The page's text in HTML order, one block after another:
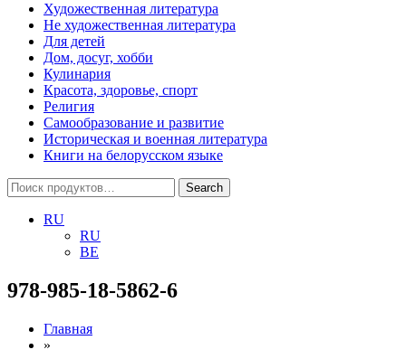
Художественная литература
Не художественная литература
Для детей
Дом, досуг, хобби
Кулинария
Красота, здоровье, спорт
Религия
Самообразование и развитие
Историческая и военная литература
Книги на белорусском языке
Search
for:
Search
RU
RU
BE
978-985-18-5862-6
Главная
»